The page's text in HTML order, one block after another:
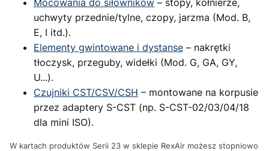
uchwyty przednie/tylne, czopy, jarzma (Mod. B,
E, I itd.).
Elementy gwintowane i dystanse – nakrętki
tłoczysk, przeguby, widełki (Mod. G, GA, GY,
U...).
Czujniki CST/CSV/CSH – montowane na korpusie
przez adaptery S-CST (np. S-CST-02/03/04/18
dla mini ISO).
W kartach produktów Serii 23 w sklepie RexAir możesz stopniowo